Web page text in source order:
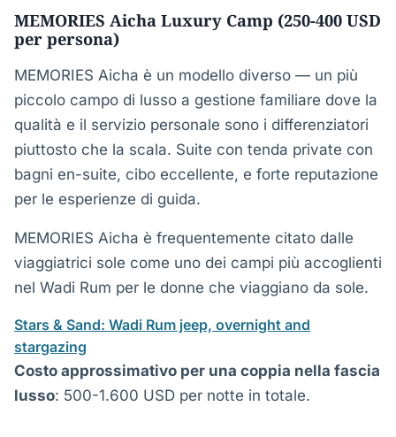
MEMORIES Aicha Luxury Camp (250-400 USD
per persona)
MEMORIES Aicha è un modello diverso — un più
piccolo campo di lusso a gestione familiare dove la
qualità e il servizio personale sono i differenziatori
piuttosto che la scala. Suite con tenda private con
bagni en-suite, cibo eccellente, e forte reputazione
per le esperienze di guida.
MEMORIES Aicha è frequentemente citato dalle
viaggiatrici sole come uno dei campi più accoglienti
nel Wadi Rum per le donne che viaggiano da sole.
Stars & Sand: Wadi Rum jeep, overnight and
stargazing
Costo approssimativo per una coppia nella fascia
lusso: 500-1.600 USD per notte in totale.